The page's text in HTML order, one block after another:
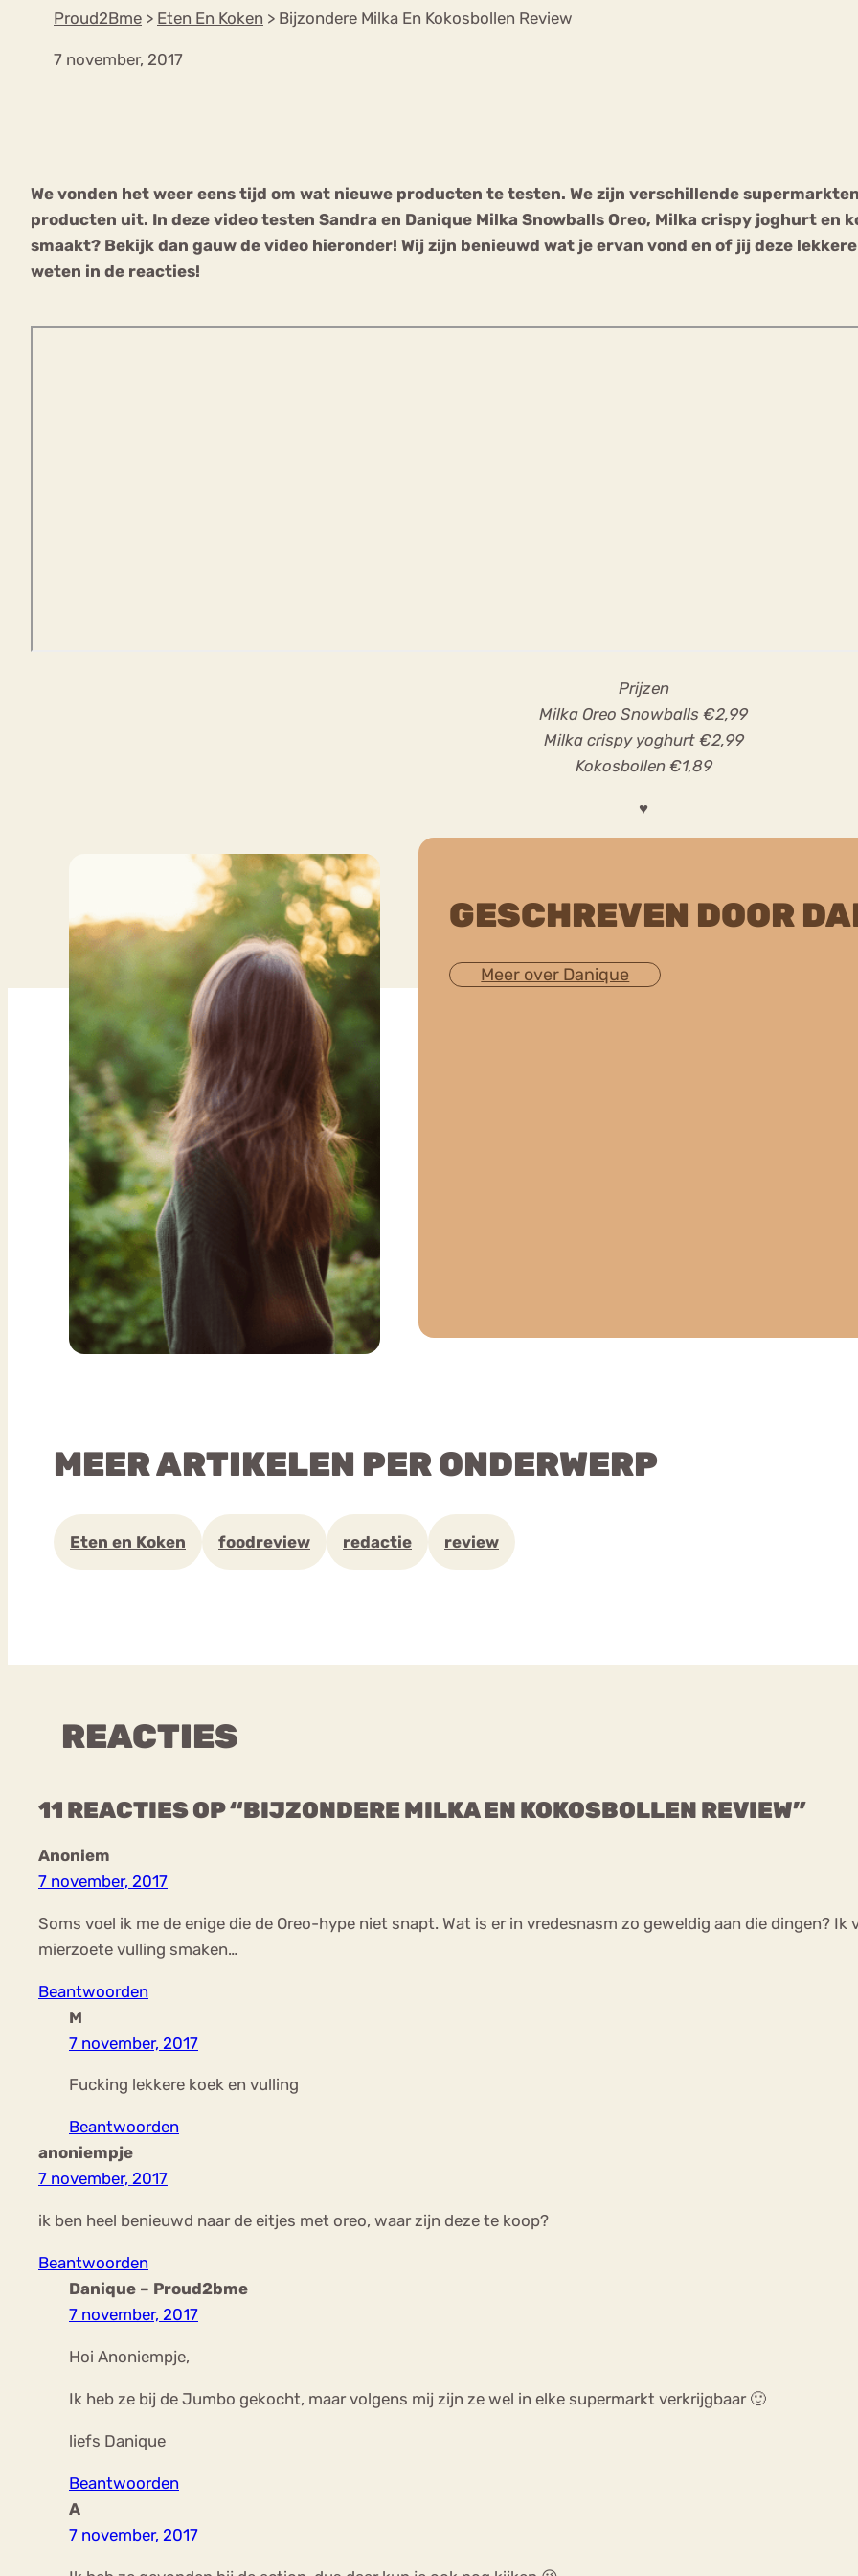
Proud2Bme > Eten En Koken > Bijzondere Milka En Kokosbollen Review
7 november, 2017
We vonden het weer eens tijd om wat nieuwe producten te testen. We zijn verschillende
producten uit. In deze video testen Sandra en Danique Milka Snowballs Oreo, Milka crispy joghurt en
smaakt? Bekijk dan gauw de video hieronder! Wij zijn benieuwd wat je ervan vond en of jij deze
weten in de reacties!
Prijzen
Milka Oreo Snowballs €2,99
Milka crispy yoghurt €2,99
Kokosbollen €1,89
♥
GESCHREVEN DOOR
Meer over Danique
MEER ARTIKELEN PER ONDERWERP
Eten en Koken foodreview redactie review
REACTIES
11 REACTIES OP “BIJZONDERE MILKA EN KOKOSBOLLEN REVIEW”
Anoniem
7 november, 2017
Soms voel ik me de enige die de Oreo-hype niet snapt. Wat is er in vredesnasm zo geweldig aan die dingen? Ik
mierzoete vulling smaken…
Beantwoorden
M
7 november, 2017
Fucking lekkere koek en vulling
Beantwoorden
anoniempje
7 november, 2017
ik ben heel benieuwd naar de eitjes met oreo, waar zijn deze te koop?
Beantwoorden
Danique – Proud2bme
7 november, 2017
Hoi Anoniempje,
Ik heb ze bij de Jumbo gekocht, maar volgens mij zijn ze wel in elke supermarkt verkrijgbaar 🙂
liefs Danique
Beantwoorden
A
7 november, 2017
Orthorexia
Afvallen Angst